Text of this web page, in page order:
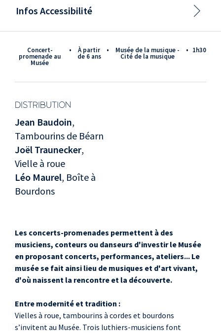
Concert-
promenade au
Musée
• à partir
de 6 ans
• Musée de la musique -
Cité de la musique
• 1h30
DISTRIBUTION
Jean Baudoin,
Tambourins de Béarn
Joël Traunecker,
Vielle à roue
Léo Maurel, Boîte à
Bourdons
Les concerts-promenades permettent à des
musiciens, conteurs ou danseurs d'investir le Musée
en proposant concerts, performances, ateliers... Le
musée se fait ainsi lieu de musiques et d'art vivant,
d'où naissent la rencontre et la découverte.
Entre modernité et tradition :
Vielles à roue, tambourins à cordes et bourdons
s’invitent au Musée. Trois luthiers-musiciens font
Infos Accessibilité